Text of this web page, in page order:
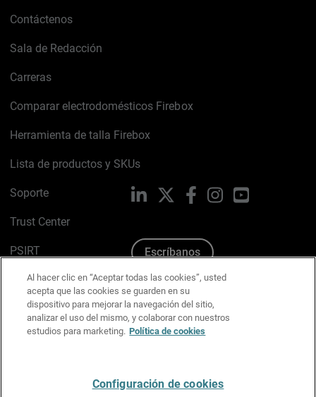
Contáctenos
Sala de Redacción
Carreras
Comparar electrodomésticos Firebox
Herramienta de talla Firebox
Lista de productos y SKUs
Soporte
Trust Center
PSIRT
Política de cookies
Política de privacidad
Kit de medios y marca
LinkedIn FacebookInstagramYouTube
Escríbanos
Al hacer clic en “Aceptar todas las cookies”, usted
acepta que las cookies se guarden en su
dispositivo para mejorar la navegación del sitio,
analizar el uso del mismo, y colaborar con nuestros
estudios para marketing. Política de cookies
Configuración de cookies